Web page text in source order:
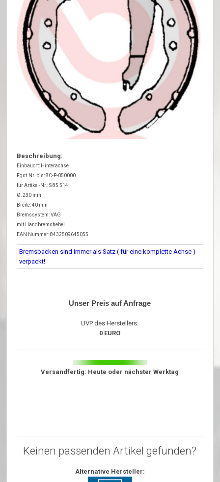
Beschreibung:
Einbauort: Hinterachse
Fgst.Nr. bis: 8C-P-050000
für Artikel-Nr.: S 85 514
Ø: 230 mm
Breite: 40 mm
Bremssystem: VAG
mit Handbremshebel
EAN Nummer: 8432509645055
Bremsbacken sind immer als Satz ( für eine komplette Achse )
verpackt!
Unser Preis auf Anfrage
UVP des Herstellers:
0 EURO
Versandfertig: Heute oder nächster Werktag
Keinen passenden Artikel gefunden?
Alternative Hersteller: